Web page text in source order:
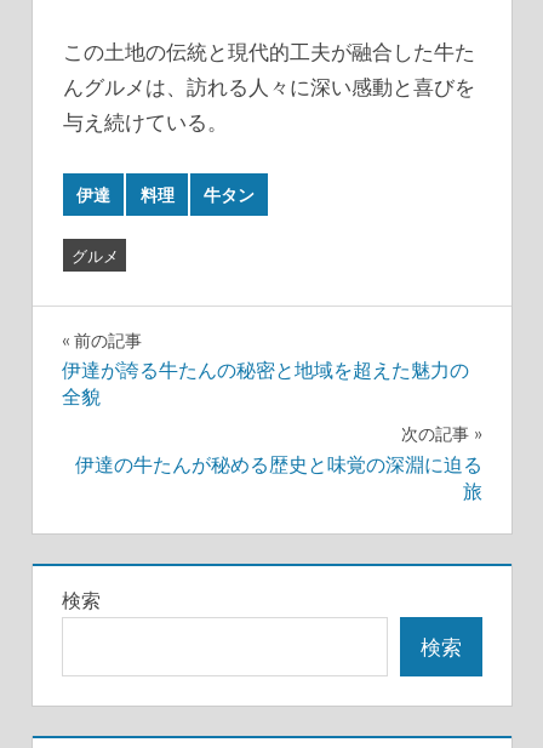
この土地の伝統と現代的工夫が融合した牛た
んグルメは、訪れる人々に深い感動と喜びを
与え続けている。
伊達 料理 牛タン
グルメ
投
稿
ゲ
ー
シ
ョ
ン
前の記事
伊達が誇る牛たんの秘密と地域を超えた魅力の
全貌
次の記事
伊達の牛たんが秘める歴史と味覚の深淵に迫る
旅
検索
検索